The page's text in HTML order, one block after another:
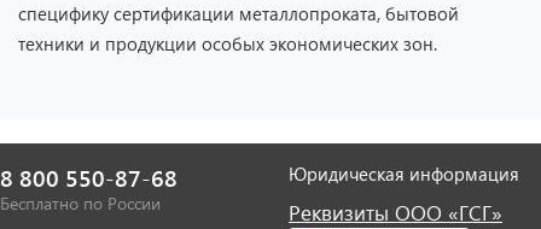
специфику сертификации металлопроката, бытовой
техники и продукции особых экономических зон.
8 800 550-87-68
Бесплатно по России
Юридическая информация
Реквизиты ООО «ГСГ»